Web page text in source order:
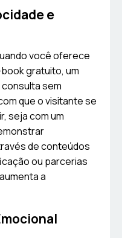
e
você oferece
gratuito, um
sem
que o visitante se
seja com um
de conteúdos
ou parcerias
a